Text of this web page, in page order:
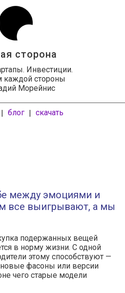
сторона
Инвестиции.
каждой стороны
Морейнис
| блог | скачать
между эмоциями и
все выигрывают, а мы
подержанных вещей
в норму жизни. С одной
этому способствуют —
фасоны или версии
чего старые модели